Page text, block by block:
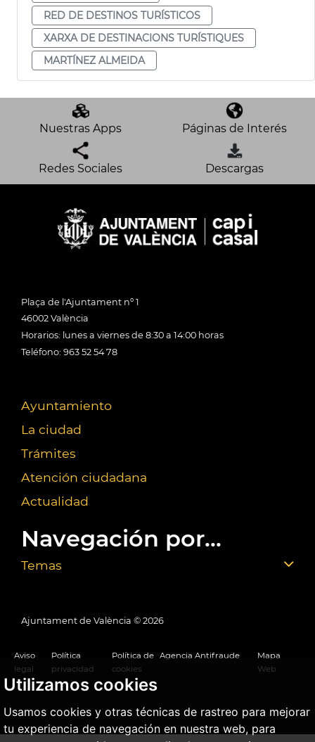
Utilizamos cookies
Usamos cookies y otras técnicas de rastreo para mejorar
tu experiencia de navegación en nuestra web, para
RED DE DESTINOS TURÍSTICOS
XARXA DE DESTINACIONS TURÍSTIQUES
MARTÍNEZ ALMEIDA
Nuestras Apps Páginas de Interés
Redes Sociales Descargas
Plaça de l'Ajuntament nº 1
46002 València
Horarios: lunes a viernes de 8:30 a 14:00 horas
Teléfono: 963 52 54 78
Ayuntamiento
La ciudad
Trámites
Atención ciudadana
Actualidad
Navegación por...
Temas
Ajuntament de València © 2026
Aviso
legal
Política
privacidad
Política de
cookies
Agencia Antifraude
Mapa
Web